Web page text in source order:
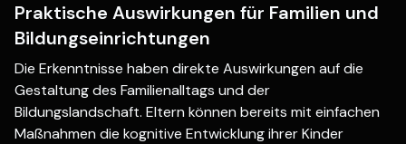
Praktische Auswirkungen für Familien und
Bildungseinrichtungen
Die Erkenntnisse haben direkte Auswirkungen auf die
Gestaltung des Familienalltags und der
Bildungslandschaft. Eltern können bereits mit einfachen
Maßnahmen die kognitive Entwicklung ihrer Kinder